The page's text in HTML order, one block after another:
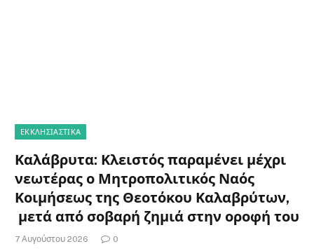
ΕΚΚΛΗΣΙΑΣΤΙΚΑ
Καλάβρυτα: Κλειστός παραμένει μέχρι
νεωτέρας ο Μητροπολιτικός Ναός
Κοιμήσεως της Θεοτόκου Καλαβρύτων,
μετά από σοβαρή ζημιά στην οροφή του
7 Αυγούστου 2026 0